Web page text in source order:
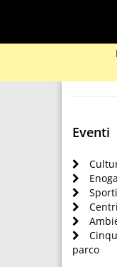
Eventi
parco